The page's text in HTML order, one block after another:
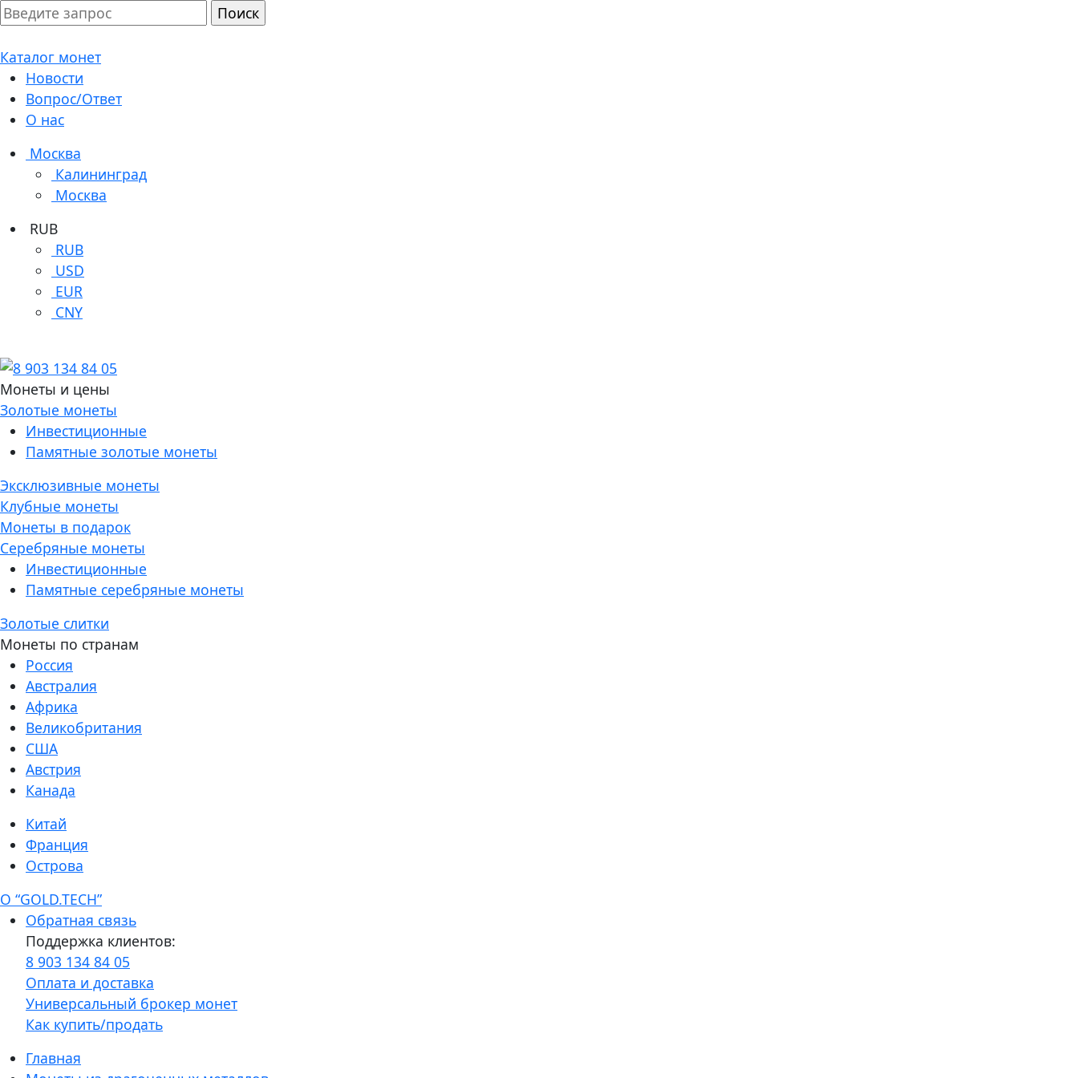
Каталог монет
Новости
Вопрос/Ответ
О нас
Москва
Калининград
Москва
RUB
RUB
USD
EUR
CNY
Монеты и цены
Золотые монеты
Инвестиционные
Памятные золотые монеты
Эксклюзивные монеты
Клубные монеты
Монеты в подарок
Серебряные монеты
Инвестиционные
Памятные серебряные монеты
Золотые слитки
Монеты по странам
Россия
Австралия
Африка
Великобритания
США
Австрия
Канада
Китай
Франция
Острова
О “GOLD.TECH”
Обратная связь
Поддержка клиентов:
8 903 134 84 05
Оплата и доставка
Универсальный брокер монет
Как купить/продать
Главная